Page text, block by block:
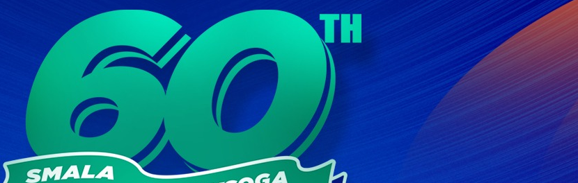
Recent Posts
SMA Negeri 5 Malang Gelar Sosialisasi Tes
Kemampuan Akademik (TKA) bagi Siswa Kelas
XII Libatkan Orang Tua dan Komite Sekolah
30 July 2026